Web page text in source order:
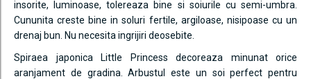
insorite, luminoase, tolereaza bine si soiurile cu semi-umbra.
Cununita creste bine in soluri fertile, argiloase, nisipoase cu un
drenaj bun. Nu necesita ingrijiri deosebite.
Spiraea japonica Little Princess decoreaza minunat orice
aranjament de gradina. Arbustul este un soi perfect pentru